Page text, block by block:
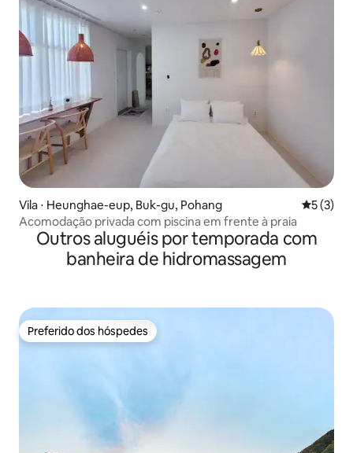
Vila ⋅ Heunghae-eup, Buk-gu, Pohang 5 de
5 (3)
Acomodação privada com piscina em frente à praia
Outros aluguéis por temporada com
banheira de hidromassagem
Preferido dos hóspedes
Preferido dos hóspedes